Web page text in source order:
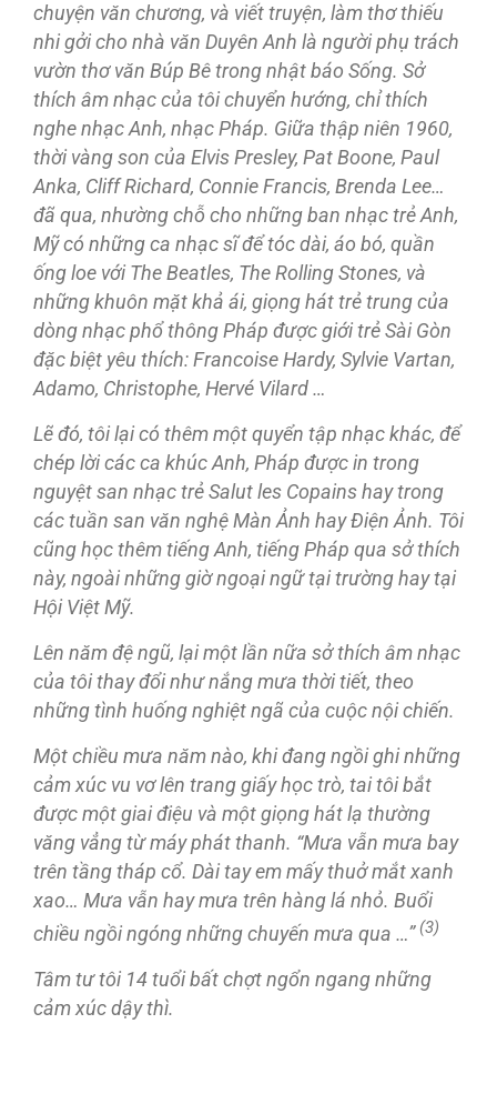
chuyện văn chương, và viết truyện, làm thơ thiếu
nhi gởi cho nhà văn Duyên Anh là người phụ trách
vườn thơ văn Búp Bê trong nhật báo Sống. Sở
thích âm nhạc của tôi chuyển hướng, chỉ thích
nghe nhạc Anh, nhạc Pháp. Giữa thập niên 1960,
thời vàng son của Elvis Presley, Pat Boone, Paul
Anka, Cliff Richard, Connie Francis, Brenda Lee…
đã qua, nhường chỗ cho những ban nhạc trẻ Anh,
Mỹcó những ca nhạc sĩ để tóc dài, áo bó, quần
ống loe với The Beatles, The Rolling Stones, và
những khuôn mặt khả ái, giọng hát trẻ trung của
dòng nhạc phổ thông Pháp được giới trẻ Sài Gòn
đặc biệt yêu thích: Francoise Hardy, Sylvie Vartan,
Adamo, Christophe, Hervé Vilard …
Lẽ đó, tôi lại có thêm một quyển tập nhạc khác, để
chép lời các ca khúc Anh, Pháp được in trong
nguyệt san nhạc trẻ Salut les Copains hay trong
các tuần san văn nghệ Màn Ảnh hay Điện Ảnh. Tôi
cũng học thêm tiếng Anh, tiếng Pháp qua sở thích
này, ngoài những giờ ngoại ngữ tại trường hay tại
Hội Việt Mỹ.
Lên năm đệ ngũ, lại một lần nữa sở thích âm nhạc
của tôi thay đổi như nắng mưa thời tiết, theo
những tình huống nghiệt ngã của cuộc nội chiến.
Một chiều mưa năm nào, khi đang ngồi ghi những
cảm xúc vu vơ lên trang giấy học trò, tai tôi bắt
được một giai điệu và một giọng hát lạ thường
văng vẳng từ máy phát thanh. “Mưa vẫn mưa bay
trên tầng tháp cổ. Dài tay em mấy thuở mắt xanh
xao… Mưa vẫn hay mưa trên hàng lá nhỏ. Buổi
chiều ngồi ngóng những chuyến mưa qua …” (3)
Tâm tư tôi 14 tuổi bất chợt ngổn ngang những
cảm xúc dậy thì.